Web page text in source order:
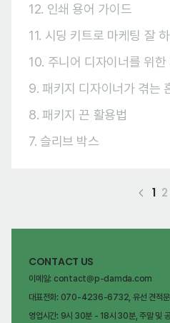
12. 인쇄 용어 가이드
11. 시딩 키트로 마케팅 잘
10. 주니어 디자이너를 위
9. 패키지 디자이너가 겪는
8. 패키지 끈 활용법
7. 슬리브 박스
1 2
CONTACT US
이메일: contact@p-damda.com
대표전화: 070-4236-6732, 유선 견적문
영업시간: 9시 30분 - 18시 30분, 주말 및